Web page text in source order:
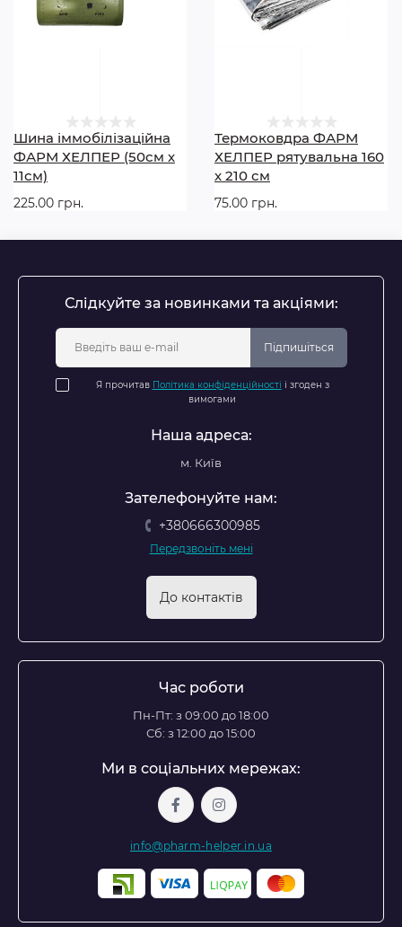
Шина іммобілізаційна
ФАРМ ХЕЛПЕР (50см х
11см)
225.00 грн.
Термоковдра ФАРМ
ХЕЛПЕР рятувальна 160
х 210 см
75.00 грн.
Слідкуйте за новинками та акціями:
Підпишіться
Я прочитав Політика конфіденційності і згоден з
вимогами
Наша адреса:
м. Київ
Зателефонуйте нам:
+380666300985
Передзвоніть мені
До контактів
Час роботи
Пн-Пт: з 09:00 до 18:00
Сб: з 12:00 до 15:00
Ми в соціальних мережах:
info@pharm-helper.in.ua